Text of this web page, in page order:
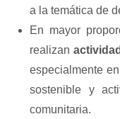
a la temática de
En mayor
realizan
especialmente
sostenible y
comunitaria.